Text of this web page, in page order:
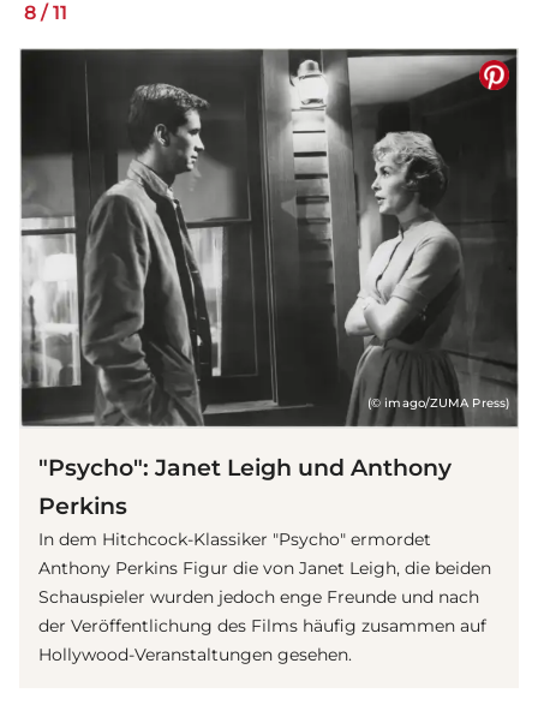
8 /11
(© imago/ZUMA Press)
"Psycho": Janet Leigh und Anthony
Perkins
In dem Hitchcock-Klassiker "Psycho" ermordet
Anthony Perkins Figur die von Janet Leigh, die beiden
Schauspieler wurden jedoch enge Freunde und nach
der Veröffentlichung des Films häufig zusammen auf
Hollywood-Veranstaltungen gesehen.